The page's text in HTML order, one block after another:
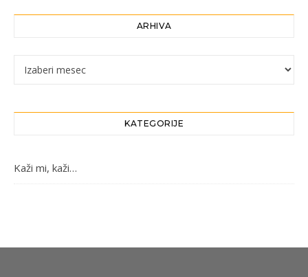
ARHIVA
Arhiva
KATEGORIJE
Kaži mi, kaži…